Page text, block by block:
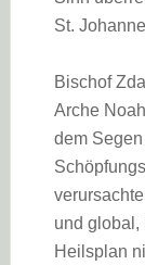
St.
Bischof
Arche
dem
und global,
Heilsplan